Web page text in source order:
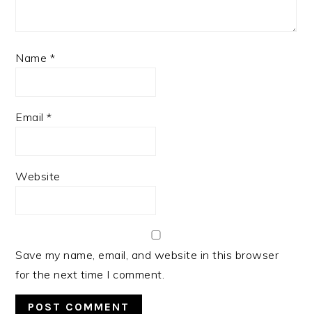
Name *
Email*
Website
Save my name, email, and website in this browser
for the next time I comment.